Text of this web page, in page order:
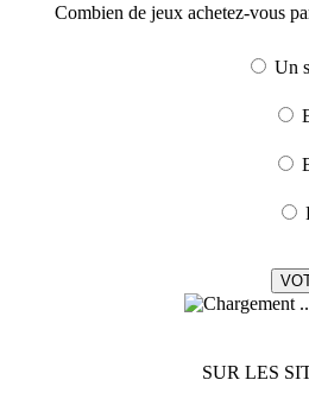
Combien de jeux achetez-vous
Un
SUR LES